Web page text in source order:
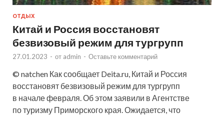
ОТДЫХ
Китай и Россия восстановят
безвизовый режим для тургрупп
27.01.2023 - от admin - Оставьте комментарий
© natchen Как сообщает Deita.ru, Китай и Россия
восстановят безвизовый режим для тургрупп
в начале февраля. Об этом заявили в Агентстве
по туризму Приморского края. Ожидается, что